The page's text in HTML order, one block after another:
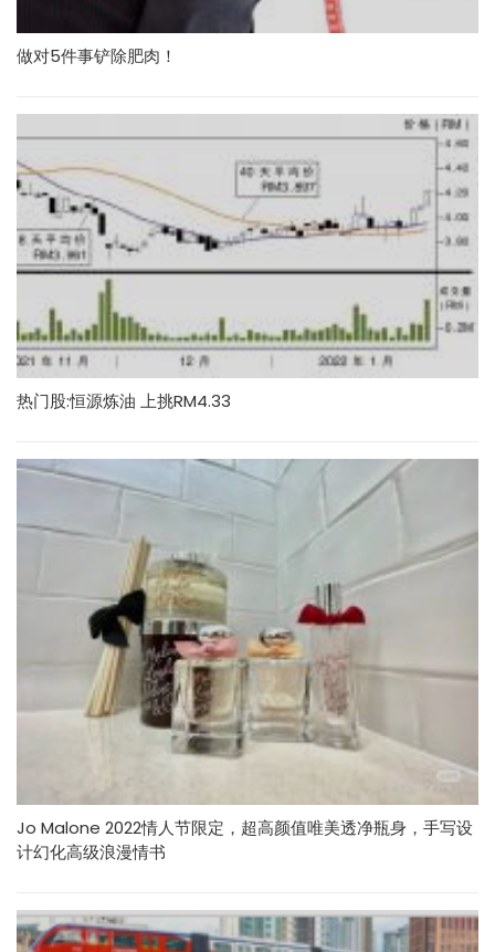
做对5件事铲除肥肉！
热门股:恒源炼油 上挑RM4.33
Jo Malone 2022情人节限定，超高颜值唯美透净瓶身，手写设
计幻化高级浪漫情书